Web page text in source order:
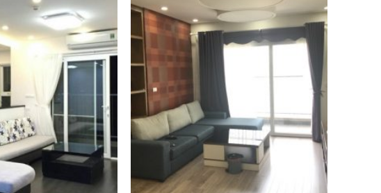
Add to
Wishlist
Add to
Wishlist